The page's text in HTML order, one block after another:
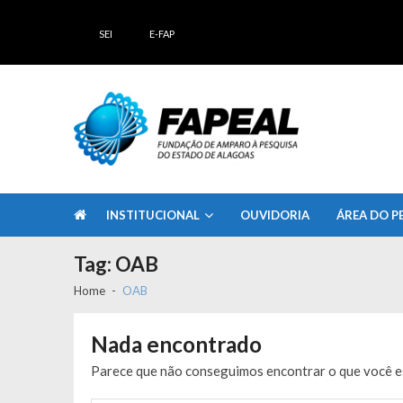
SEI E-FAP
INSTITUCIONAL OUVIDORIA ÁREA DO
Tag: OAB
Home OAB
Nada encontrado
Parece que não conseguimos encontrar o que você